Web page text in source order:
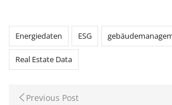
Energiedaten ESG
Real Estate Data
Previous Post